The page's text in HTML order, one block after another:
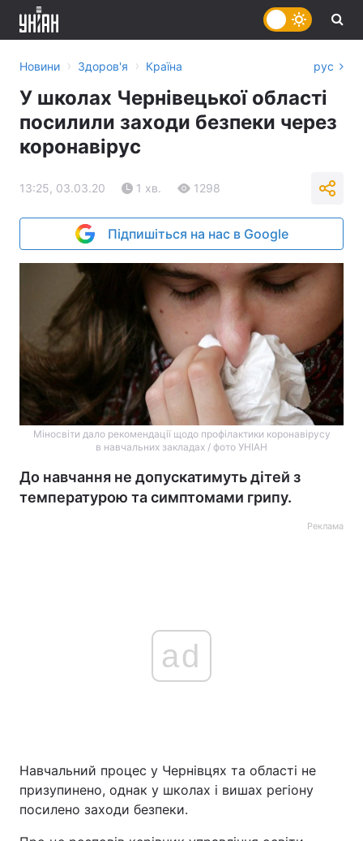
Головна Війна
Новини › Здоров'я › Країна рус
У школах Чернівецької області
посилили заходи безпеки через
коронавірус
13:25, 03.03.20 1 хв. 1298
Підпишіться на нас в Google
Міносвіти дало рекомендації щодо профілактики коронавірусу
в навчальних закладах / фото УНІАН
До навчання не допускатимуть дітей з
температурою та симптомами грипу.
Реклама
ad
Навчальний процес у Чернівцях та області не
призупинено, однак у школах і вишах регіону
посилено заходи безпеки.